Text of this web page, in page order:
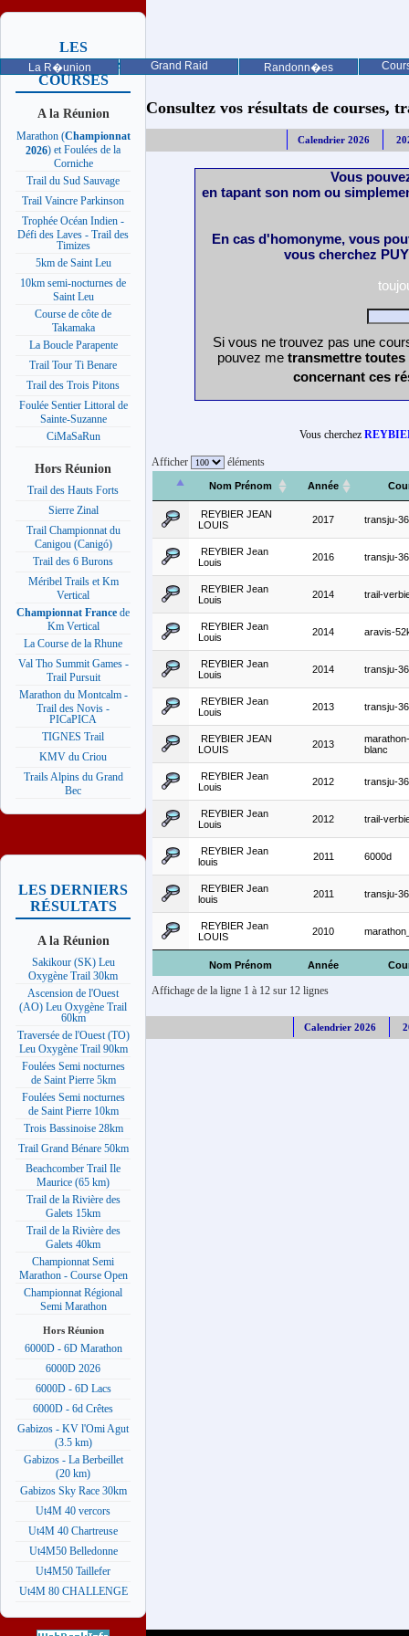
La R�union Grand Raid Randonn�es
LES
PROCHAINES
COURSES
A la Réunion
Marathon (Championnat
2026) et Foulées de la
Corniche
Trail du Sud Sauvage
Trail Vaincre Parkinson
Trophée Océan Indien -
Défi des Laves - Trail des
Timizes
5km de Saint Leu
10km semi-nocturnes de
Saint Leu
Course de côte de
Takamaka
La Boucle Parapente
Trail Tour Ti Benare
Trail des Trois Pitons
Foulée Sentier Littoral de
Sainte-Suzanne
CiMaSaRun
Hors Réunion
Trail des Hauts Forts
Sierre Zinal
Trail Championnat du
Canigou (Canigó)
Trail des 6 Burons
Méribel Trails et Km
Vertical
Championnat France de
Km Vertical
La Course de la Rhune
Val Tho Summit Games -
Trail Pursuit
Marathon du Montcalm -
Trail des Novis -
PICaPICA
TIGNES Trail
KMV du Criou
Trails Alpins du Grand
Bec
LES DERNIERS
RÉSULTATS
A la Réunion
Sakikour (SK) Leu
Oxygène Trail 30km
Ascension de l'Ouest
(AO) Leu Oxygène Trail
60km
Traversée de l'Ouest (TO)
Leu Oxygène Trail 90km
Foulées Semi nocturnes
de Saint Pierre 5km
Foulées Semi nocturnes
de Saint Pierre 10km
Trois Bassinoise 28km
Trail Grand Bénare 50km
Beachcomber Trail Ile
Maurice (65 km)
Trail de la Rivière des
Galets 15km
Trail de la Rivière des
Galets 40km
Championnat Semi
Marathon - Course Open
Championnat Régional
Semi Marathon
Hors Réunion
6000D - 6D Marathon
6000D 2026
6000D - 6D Lacs
6000D - 6d Crêtes
Gabizos - KV l'Omi Agut
(3.5 km)
Gabizos - La Berbeillet
(20 km)
Gabizos Sky Race 30km
Ut4M 40 vercors
Ut4M 40 Chartreuse
Ut4M50 Belledonne
Ut4M50 Taillefer
Ut4M 80 CHALLENGE
Consultez vos résultats de courses,
Calendrier 2026
Vous
en tapant son nom ou
En cas d'homonyme, vous
vous cherchez
Si vous ne trouvez pas une
pouvez me transmettre
concernant ces
Vous cherchez
Afficher éléments
Nom Prénom Année
Nom Prénom Année
REYBIER JEAN
LOUIS
2017 transju-36
REYBIER Jean
Louis
2016 transju-36
REYBIER Jean
Louis
2014 trail-
REYBIER Jean
Louis
2014 aravis-
REYBIER Jean
Louis
2014 transju-36
REYBIER Jean
Louis
2013 transju-36
REYBIER JEAN
LOUIS
2013
blanc
REYBIER Jean
Louis
2012 transju-36
REYBIER Jean
Louis
2012 trail-
REYBIER Jean
louis
2011 6000d
REYBIER Jean
louis
2011 transju-36
REYBIER Jean
LOUIS
2010
Affichage de la ligne 1 à 12 sur 12 lignes
Calendrier 2026